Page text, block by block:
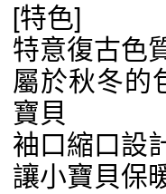
[特色]
特意復古色
屬於秋冬的
寶貝
袖口縮口設
讓小寶貝保